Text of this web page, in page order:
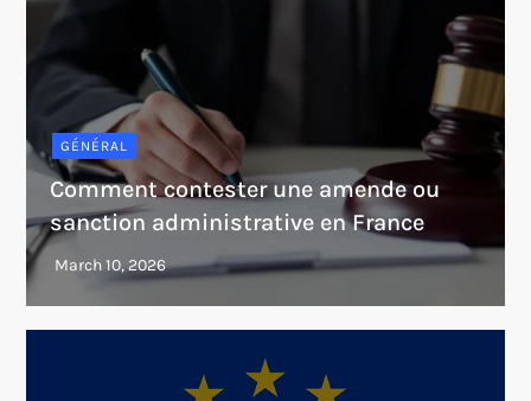
GÉNÉRAL
Comment contester une amende ou
sanction administrative en France